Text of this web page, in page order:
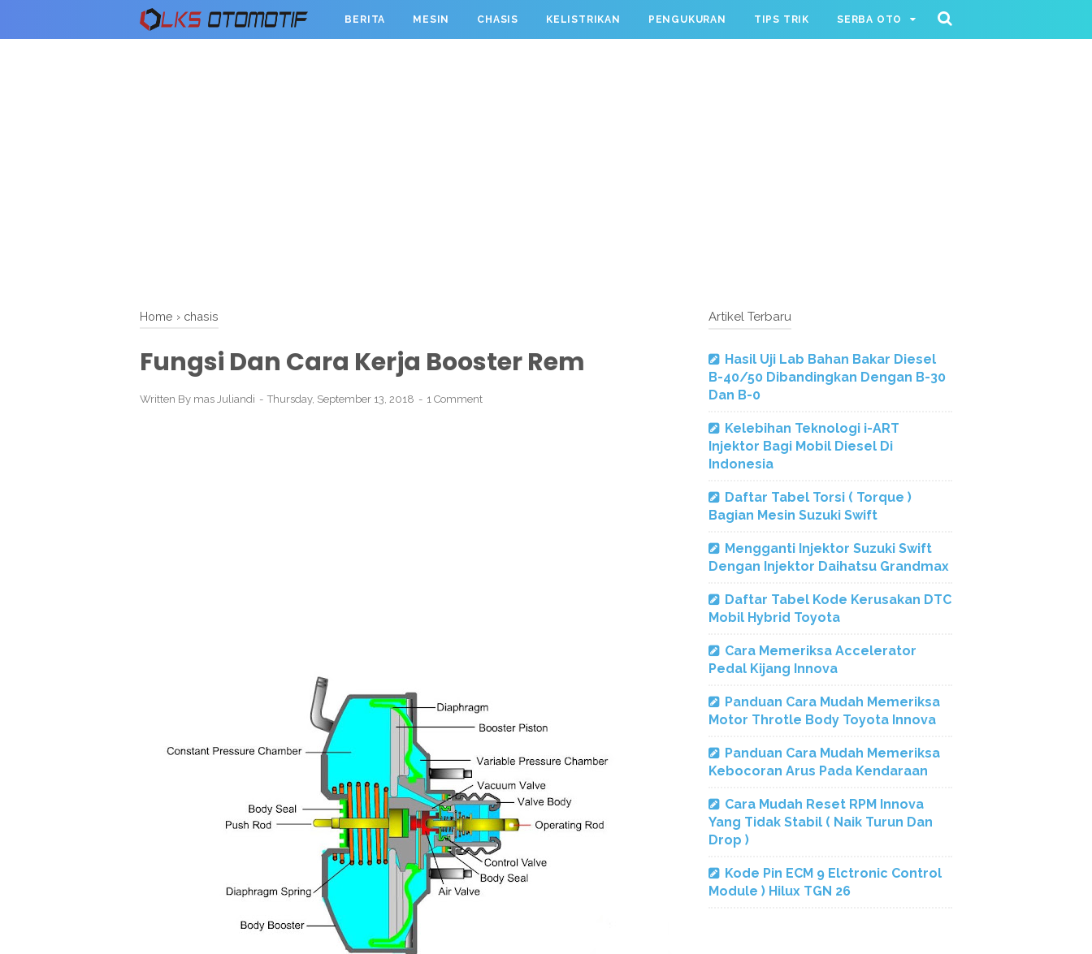
BERITA MESIN CHASIS KELISTRIKAN PENGUKURAN TIPS TRIK SERBA OTO
Home › chasis
Fungsi Dan Cara Kerja Booster Rem
Written By mas Juliandi Thursday, September 13, 2018 1 Comment
Artikel Terbaru
Hasil Uji Lab Bahan Bakar Diesel
B-40/50 Dibandingkan Dengan B-30
Dan B-0
Kelebihan Teknologi i-ART
Injektor Bagi Mobil Diesel Di
Indonesia
Daftar Tabel Torsi ( Torque )
Bagian Mesin Suzuki Swift
Mengganti Injektor Suzuki Swift
Dengan Injektor Daihatsu Grandmax
Daftar Tabel Kode Kerusakan DTC
Mobil Hybrid Toyota
Cara Memeriksa Accelerator
Pedal Kijang Innova
Panduan Cara Mudah Memeriksa
Motor Throtle Body Toyota Innova
Panduan Cara Mudah Memeriksa
Kebocoran Arus Pada Kendaraan
Cara Mudah Reset RPM Innova
Yang Tidak Stabil ( Naik Turun Dan
Drop )
Kode Pin ECM 9 Elctronic Control
Module ) Hilux TGN 26